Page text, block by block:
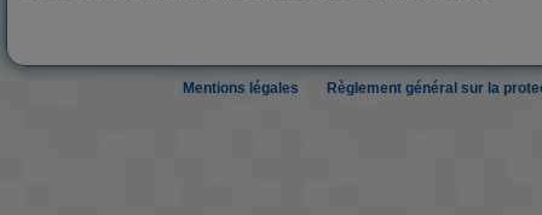
Mentions légales Règlement général sur la